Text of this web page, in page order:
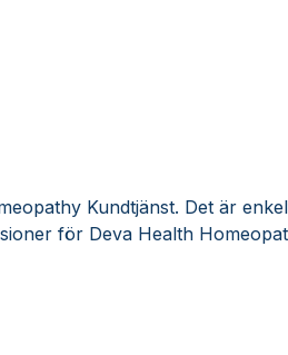
Kundtjänst. Det är
för Deva Health